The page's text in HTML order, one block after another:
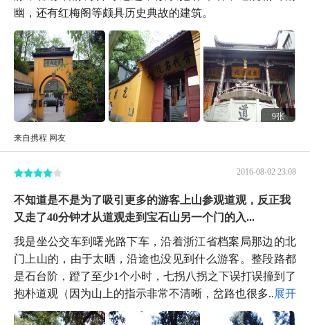
幽，还有红梅阁等颇具历史典故的建筑。
9张
来自携程 网友
2016-08-02 23:08
不知道是不是为了吸引更多的游客上山参观道观，反正我
又走了40分钟才从道观走到宝石山另一个门的入...
我是坐公交车到曙光路下车，沿着浙江省档案局那边的北
门上山的，由于太晒，沿途也没见到什么游客。整段路都
是石台阶，蹬了至少1个小时，七拐八拐之下误打误撞到了
抱朴道观（因为山上的指示非常不清晰，岔路也很多...展开